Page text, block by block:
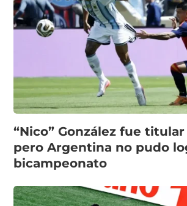
“Nico” González fue
pero Argentina no pudo
bicampeonato